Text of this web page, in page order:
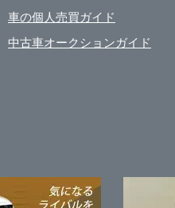
車の個人売買ガイド
中古車オークションガイド